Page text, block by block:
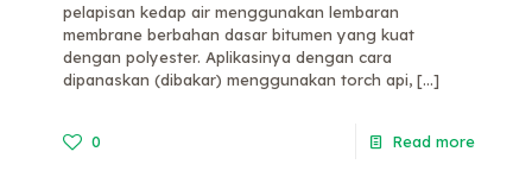
pelapisan kedap air menggunakan lembaran
membrane berbahan dasar bitumen yang kuat
dengan polyester. Aplikasinya dengan cara
dipanaskan (dibakar) menggunakan torch api, […]
0 Read more